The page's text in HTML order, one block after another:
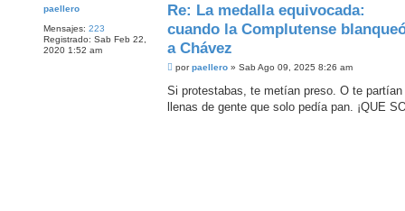
paellero
Mensajes: 223
Registrado: Sab Feb 22,
2020 1:52 am
Re: La medalla equivocada:
cuando la Complutense
a Chávez
M
n
a
porpaellero» Sab Ago 09, 2025 8:26 am
Si protestabas, te metían preso. O te
llenas de gente que solo pedía pan. ¡QUE